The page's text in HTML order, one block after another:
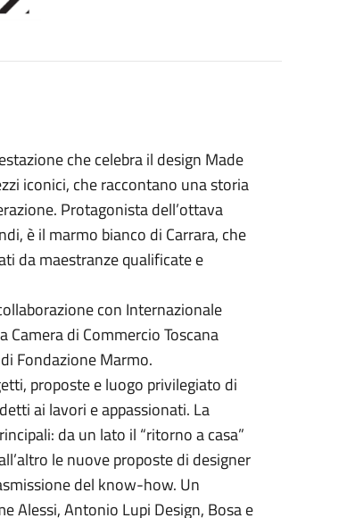
che celebra il design Made
iconici, che raccontano una storia
Protagonista dell’ottava
è il marmo bianco di Carrara, che
da maestranze qualificate e
con Internazionale
Camera di Commercio Toscana
Fondazione Marmo.
proposte e luogo privilegiato di
ai lavori e appassionati. La
da un lato il “ritorno a casa”
le nuove proposte di designer
del know-how. Un
Alessi, Antonio Lupi Design, Bosa e